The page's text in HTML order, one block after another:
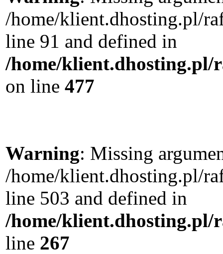
/home/klient.dhosting.pl/
line 91 and defined in
/home/klient.dhosting.pl/
on line 477
Warning: Missing
/home/klient.dhosting.pl/
line 503 and defined in
/home/klient.dhosting.pl/
line 267